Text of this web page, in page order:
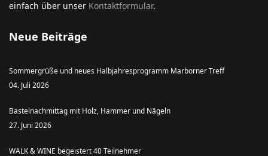
einfach über unser Kontaktformular.
Neue Beiträge
Sommergrüße und neues Halbjahresprogramm Marborner Treff
04. Juli 2026
Bastelnachmittag mit Holz, Hammer und Nägeln
27. Juni 2026
WALK & WINE begeistert 40 Teilnehmer